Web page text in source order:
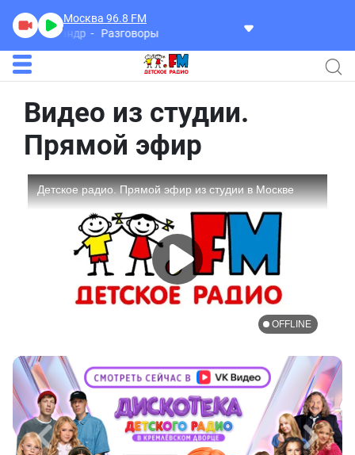
Москва 96.8 FM
Разговоры
Видео из студии.
Прямой эфир